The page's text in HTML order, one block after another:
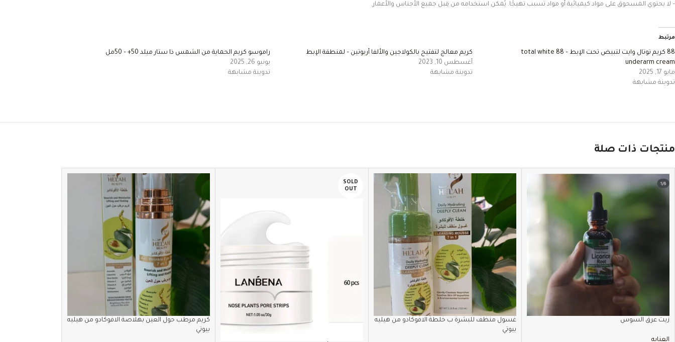
– لا يحتوي المسحوق على مواد كيميائية أو مواد تُسبب تهيجًا. يُمكن استخدامه من قِبل جميع الأجناس والأعمار.
مرتبط
88 كريم توتال وايت لتبيض تحت الإبط – 88 total white
underarm cream
مايو 17, 2025
تدوينة مشابهة
كريم معالج لتفتيح بالكولاجين والألفا أربوتين – لمنطقة الإبط
أغسطس 10, 2023
تدوينة مشابهة
راموسو كريم الحماية من الشمس ذا ستار ميلد 50+ – 50مل
يونيو 26, 2025
تدوينة مشابهة
منتجات ذات صلة
زيت عرق السوس
العنايه
غسول منظف للبشرة ب خلطة الافوكادو من هيليه
بيوتي
SOLD
OUT
كريم مرطب حول العين بهلاصة الافوكادو من هيليه
بيوتي